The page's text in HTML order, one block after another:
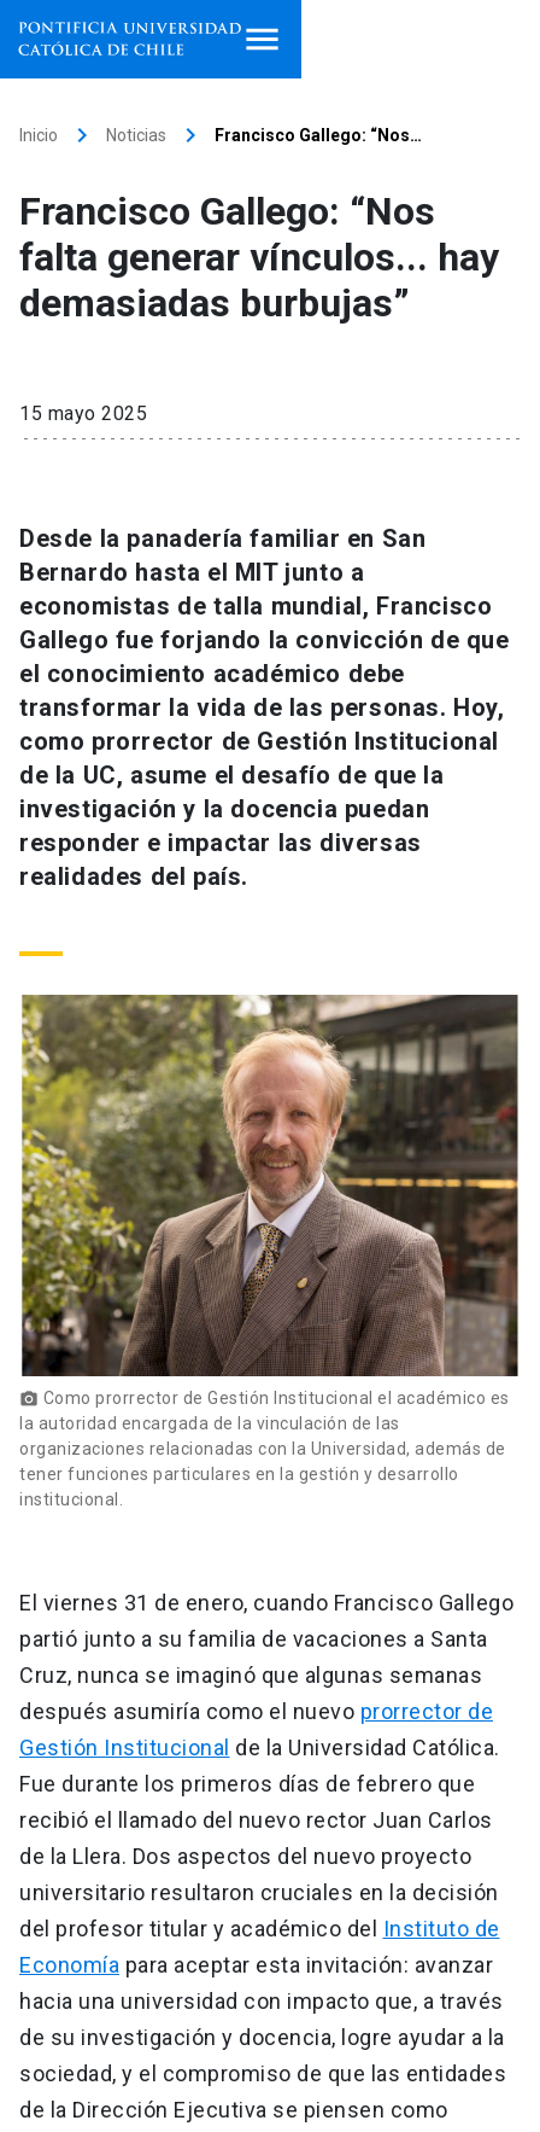
Facultades, escuelas e
institutos
Investigación
Extensión
Universidad
Información para keyboard_arrow_down
Futuros estudiantes
Estudiantes
Académicos
Personal
Vecinos launch
Go to english site launch
ACCESOS DIRECTOS
Admisión launch
Mi Cuenta UC launch
Mi Portal UC
Medios Biblioteca launch
Donaciones launch
Inicio keyboard_arrow_right Noticias keyboard_arrow_right Francisco Gallego: “Nos…
Francisco Gallego: “Nos
falta generar vínculos... hay
demasiadas burbujas”
15 mayo 2025
Desde la panadería familiar en San
Bernardo hasta el MIT junto a
economistas de talla mundial, Francisco
Gallego fue forjando la convicción de que
el conocimiento académico debe
transformar la vida de las personas. Hoy,
como prorrector de Gestión Institucional
de la UC, asume el desafío de que la
investigación y la docencia puedan
responder e impactar las diversas
realidades del país.
photo_camera Como prorrector de Gestión Institucional el académico es
la autoridad encargada de la vinculación de las
organizaciones relacionadas con la Universidad, además de
tener funciones particulares en la gestión y desarrollo
institucional.
El viernes 31 de enero, cuando Francisco Gallego
partió junto a su familia de vacaciones a Santa
Cruz, nunca se imaginó que algunas semanas
después asumiría como el nuevo prorrector de
Gestión Institucional de la Universidad Católica.
Fue durante los primeros días de febrero que
recibió el llamado del nuevo rector Juan Carlos
de la Llera. Dos aspectos del nuevo proyecto
universitario resultaron cruciales en la decisión
del profesor titular y académico del
Instituto de
Economía para aceptar esta invitación: avanzar
hacia una universidad con impacto que, a través
de su investigación y docencia, logre ayudar a la
sociedad, y el compromiso de que las entidades
de la Dirección Ejecutiva se piensen como